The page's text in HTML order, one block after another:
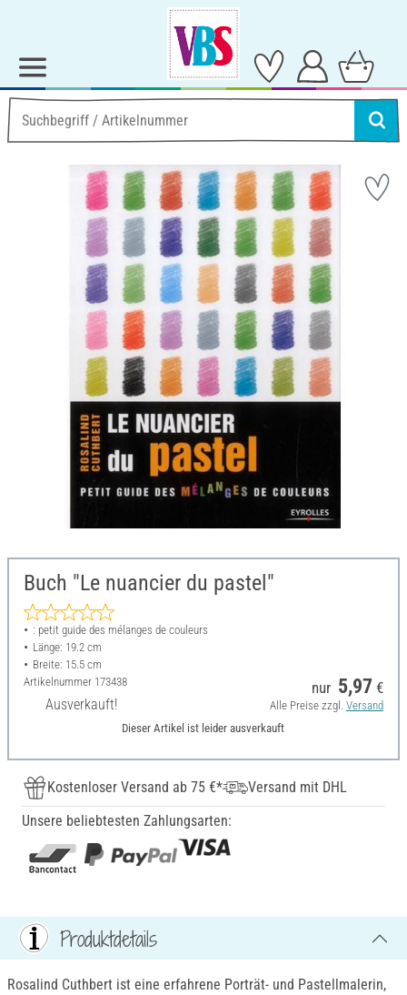
Buch "Le nuancier du pastel"
: petit guide des mélanges de couleurs
Länge: 19.2 cm
Breite: 15.5 cm
Artikelnummer 173438
Ausverkauft!
nur 5,97 €
Alle Preise zzgl. Versand
Dieser Artikel ist leider ausverkauft
Kostenloser Versand ab 75 €*
Versand mit DHL
Unsere beliebtesten Zahlungsarten:
Produktdetails
Rosalind Cuthbert ist eine erfahrene Porträt- und Pastellmalerin,